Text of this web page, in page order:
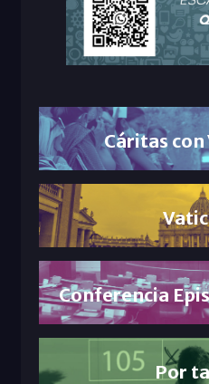
Cáritas
Conferencia
Por